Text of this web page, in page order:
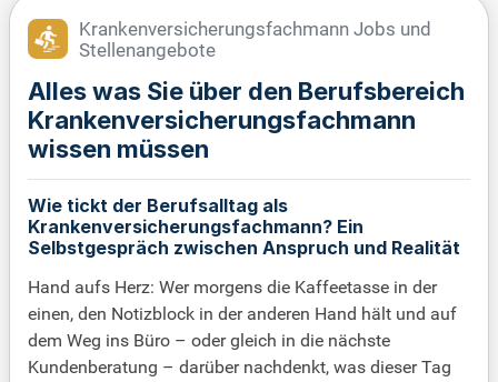
Krankenversicherungsfachmann Jobs und
Stellenangebote
Alles was Sie über den Berufsbereich
Krankenversicherungsfachmann
wissen müssen
Wie tickt der Berufsalltag als
Krankenversicherungsfachmann? Ein
Selbstgespräch zwischen Anspruch und Realität
Hand aufs Herz: Wer morgens die Kaffeetasse in der
einen, den Notizblock in der anderen Hand hält und auf
dem Weg ins Büro – oder gleich in die nächste
Kundenberatung – darüber nachdenkt, was dieser Tag